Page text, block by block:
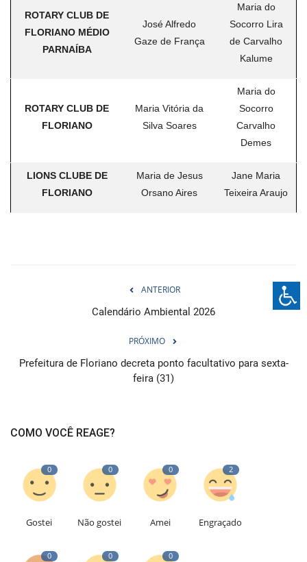
ROTARY CLUB DE
FLORIANO MÉDIO
PARNAÍBA
José Alfredo
Gaze de França
Maria do
Socorro Lira
de Carvalho
Kalume
ROTARY CLUB DE
FLORIANO
Maria Vitória da
Silva Soares
Maria do
Socorro
Carvalho
Demes
LIONS CLUBE DE
FLORIANO
Maria de Jesus
Orsano Aires
Jane Maria
Teixeira Araujo
ANTERIOR
Calendário Ambiental 2026
PRÓXIMO
Prefeitura de Floriano decreta ponto facultativo para sexta-
feira (31)
COMO VOCÊ REAGE?
0
Gostei
0
Não gostei
0
Amei
2
Engraçado
0 0 0